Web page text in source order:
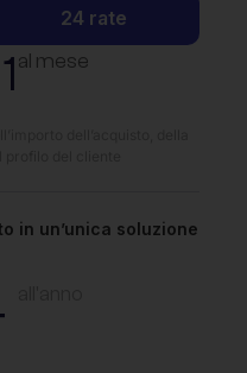
24 rate
al mese
in un’unica soluzione